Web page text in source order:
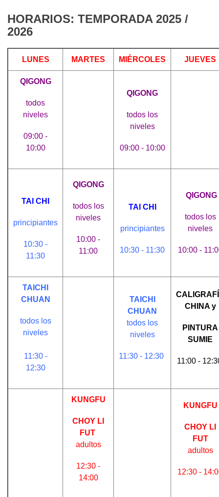
HORARIOS: TEMPORADA 2025 /
2026
LUNES MARTES MIÉRCOLES JUEVES
QIGONG
todos
niveles
09:00 -
10:00
QIGONG
todos los
niveles
09:00 - 10:00
TAI CHI
principiantes
10:30 -
11:30
QIGONG
todos los
niveles
10:00 -
11:00
TAI CHI
principiantes
10:30 - 11:30
QIGONG
todos los
niveles
10:00 -
TAICHI
CHUAN
todos los
niveles
11:30 -
12:30
TAICHI
CHUAN
todos los
niveles
11:30 - 12:30
CHINA y
PINTURA
SUMIE
11:00 -
KUNGFU
CHOY LI
FUT
adultos
12:30 -
14:00
KUNGFU
CHOY LI
FUT
adultos
12:30 -